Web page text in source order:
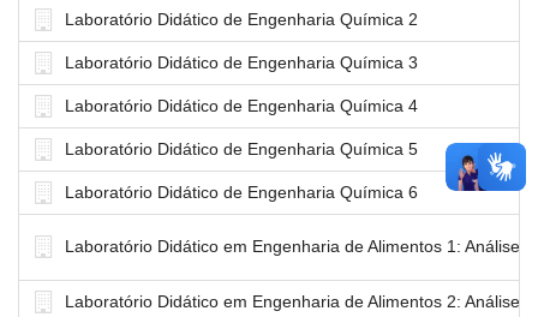
Laboratório Didático de Engenharia Química 2
Laboratório Didático de Engenharia Química 3
Laboratório Didático de Engenharia Química 4
Laboratório Didático de Engenharia Química 5
Laboratório Didático de Engenharia Química 6
Laboratório Didático em Engenharia de Alimentos 1: Análise
Laboratório Didático em Engenharia de Alimentos 2: Análise